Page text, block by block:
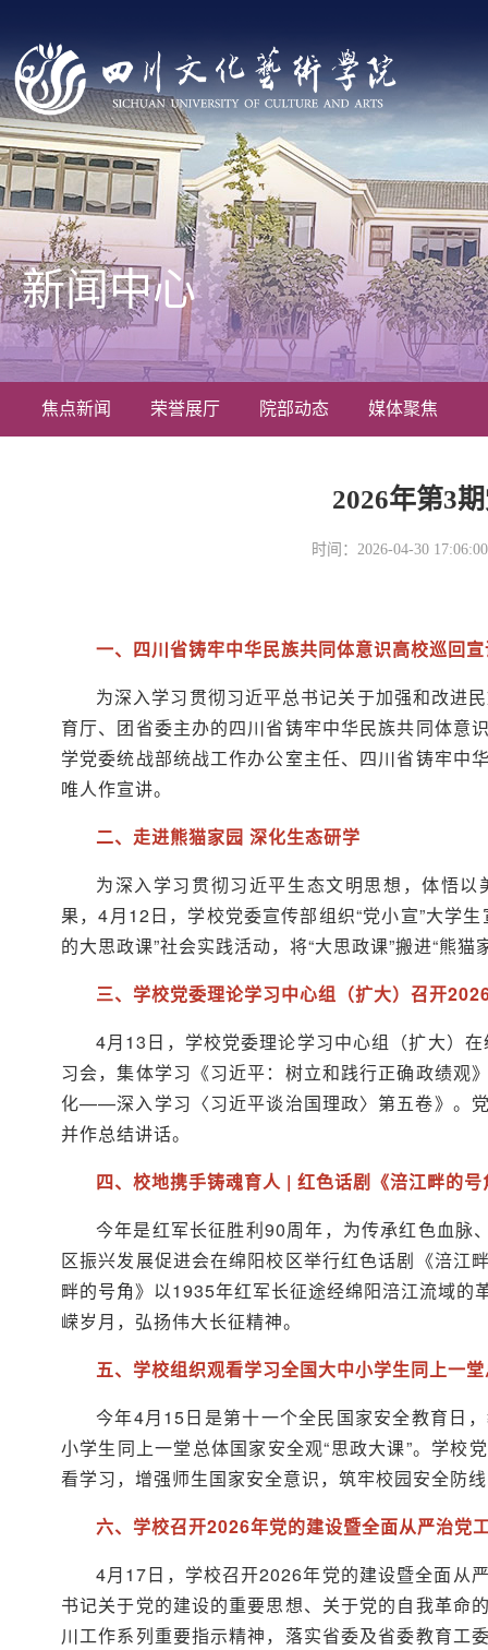
焦点新闻 荣誉展厅 院部动态 媒体聚焦
新闻中心
2026年第3
时间：2026-04-30
一、四川省铸牢中华民族共同体意识高校巡回
为深入学习贯彻习近平总书记关于加强和改进
育厅、团省委主办的四川省铸牢中华民族共同体意
学党委统战部统战工作办公室主任、四川省铸牢中
唯人作宣讲。
二、走进熊猫家园 深化生态研学
为深入学习贯彻习近平生态文明思想，体悟
果，4月12日，学校党委宣传部组织“党小宣”大学
的大思政课”社会实践活动，将“大思政课”搬进“熊
三、学校党委理论学习中心组（扩大）召开
4月13日，学校党委理论学习中心组（扩大）
习会，集体学习《习近平：树立和践行正确政绩观
化——深入学习〈习近平谈治国理政〉第五卷》。
并作总结讲话。
四、校地携手铸魂育人 | 红色话剧《涪江畔的
今年是红军长征胜利90周年，为传承红色血脉
区振兴发展促进会在绵阳校区举行红色话剧《涪江
畔的号角》以1935年红军长征途经绵阳涪江流域
嵘岁月，弘扬伟大长征精神。
五、学校组织观看学习全国大中小学生同上一
今年4月15日是第十一个全民国家安全教育日
小学生同上一堂总体国家安全观“思政大课”。学校
看学习，增强师生国家安全意识，筑牢校园安全防
六、学校召开2026年党的建设暨全面从严治党
4月17日，学校召开2026年党的建设暨全面从
书记关于党的建设的重要思想、关于党的自我革命
川工作系列重要指示精神，落实省委及省委教育工